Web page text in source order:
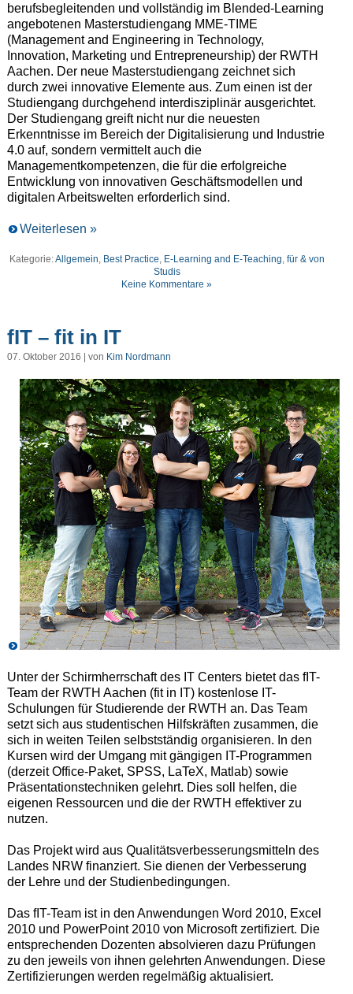
berufsbegleitenden und vollständig im Blended-Learning
angebotenen Masterstudiengang MME-TIME
(Management and Engineering in Technology,
Innovation, Marketing und Entrepreneurship) der RWTH
Aachen. Der neue Masterstudiengang zeichnet sich
durch zwei innovative Elemente aus. Zum einen ist der
Studiengang durchgehend interdisziplinär ausgerichtet.
Der Studiengang greift nicht nur die neuesten
Erkenntnisse im Bereich der Digitalisierung und Industrie
4.0 auf, sondern vermittelt auch die
Managementkompetenzen, die für die erfolgreiche
Entwicklung von innovativen Geschäftsmodellen und
digitalen Arbeitswelten erforderlich sind.
Weiterlesen »
Kategorie:Allgemein, Best Practice, E-Learning and E-Teaching, für & von
Studis
Keine Kommentare »
fIT – fit in IT
07. Oktober 2016 | von Kim Nordmann
Unter der Schirmherrschaft des IT Centers bietet das fIT-
Team der RWTH Aachen (fit in IT) kostenlose IT-
Schulungen für Studierende der RWTH an. Das Team
setzt sich aus studentischen Hilfskräften zusammen, die
sich in weiten Teilen selbstständig organisieren. In den
Kursen wird der Umgang mit gängigen IT-Programmen
(derzeit Office-Paket, SPSS, LaTeX, Matlab) sowie
Präsentationstechniken gelehrt. Dies soll helfen, die
eigenen Ressourcen und die der RWTH effektiver zu
nutzen.
Das Projekt wird aus Qualitätsverbesserungsmitteln des
Landes NRW finanziert. Sie dienen der Verbesserung
der Lehre und der Studienbedingungen.
Das fIT-Team ist in den Anwendungen Word 2010, Excel
2010 und PowerPoint 2010 von Microsoft zertifiziert. Die
entsprechenden Dozenten absolvieren dazu Prüfungen
zu den jeweils von ihnen gelehrten Anwendungen. Diese
Zertifizierungen werden regelmäßig aktualisiert.